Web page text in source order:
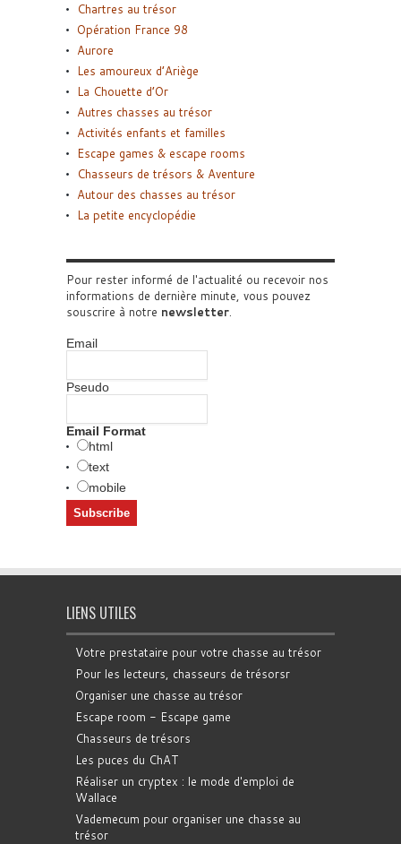
Chartres au trésor
Opération France 98
Aurore
Les amoureux d’Ariège
La Chouette d’Or
Autres chasses au trésor
Activités enfants et familles
Escape games & escape rooms
Chasseurs de trésors & Aventure
Autour des chasses au trésor
La petite encyclopédie
Pour rester informé de l'actualité ou recevoir nos
informations de dernière minute, vous pouvez
souscrire à notre newsletter.
Email
Pseudo
Email Format
html
text
mobile
LIENS UTILES
Votre prestataire pour votre chasse au trésor
Pour les lecteurs, chasseurs de trésorsr
Organiser une chasse au trésor
Escape room - Escape game
Chasseurs de trésors
Les puces du ChAT
Réaliser un cryptex : le mode d'emploi de
Wallace
Vademecum pour organiser une chasse au
trésor